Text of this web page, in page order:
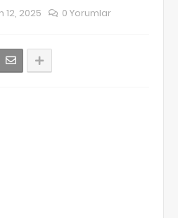
12, 2025 0 Yorumlar